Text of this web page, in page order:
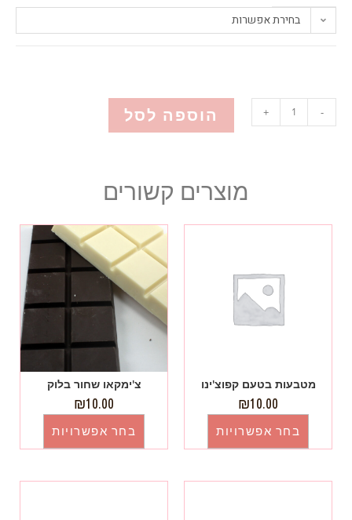
בחירת אפשרות
-
+ הוספה לסל
מוצרים קשורים
מטבעות בטעם קפוצ'ינו
₪10.00
בחר אפשרויות
צ'ימקאו שחור בלוק
₪10.00
בחר אפשרויות